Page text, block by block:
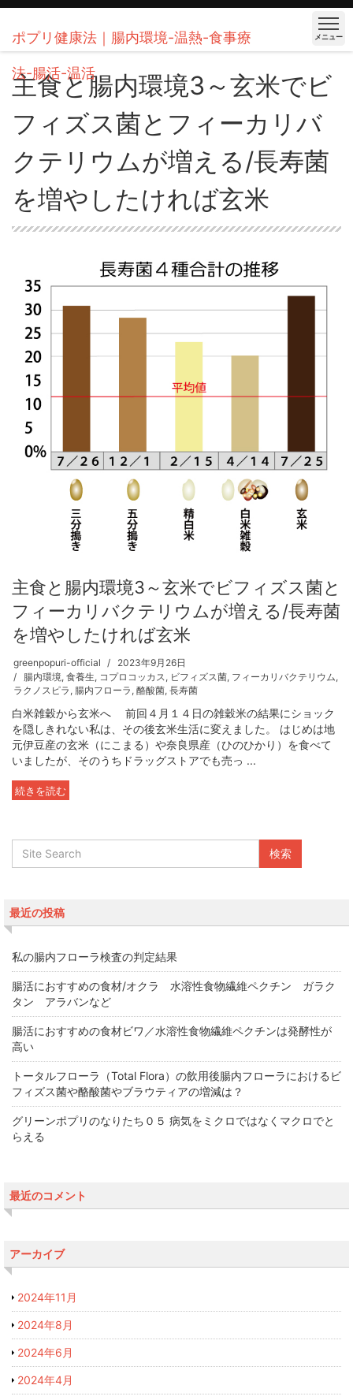
ポプリ健康法｜腸内環境-温熱-食事療
法-腸活-温活
メニュー
主食と腸内環境3～玄米でビ
フィズス菌とフィーカリバ
クテリウムが増える/長寿菌
を増やしたければ玄米
主食と腸内環境3～玄米でビフィズス菌と
フィーカリバクテリウムが増える/長寿菌
を増やしたければ玄米
greenpopuri-official
2023年9月26日
腸内環境, 食養生, コプロコッカス , ビフィズス菌, フィーカリバクテリウム,
ラクノスピラ , 腸内フローラ , 酪酸菌, 長寿菌
白米雑穀から玄米へ 前回４月１４日の雑穀米の結果にショック
を隠しきれない私は、その後玄米生活に変えました。 はじめは地
元伊豆産の玄米（にこまる）や奈良県産（ひのひかり）を食べて
いましたが、そのうちドラッグストアでも売っ ...
続きを読む
最近の投稿
私の腸内フローラ検査の判定結果
腸活におすすめの食材/オクラ 水溶性食物繊維ペクチン ガラク
タン アラバンなど
腸活におすすめの食材ビワ／水溶性食物繊維ペクチンは発酵性が
高い
トータルフローラ（Total Flora）の飲用後腸内フローラにおけるビ
フィズス菌や酪酸菌やブラウティアの増減は？
グリーンポプリのなりたち０５ 病気をミクロではなくマクロでと
らえる
最近のコメント
アーカイブ
2024年11月
2024年8月
2024年6月
2024年4月